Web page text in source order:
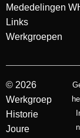
Mededelingen
Links
Werkgroepen
© 2026
Werkgroep
Historie
Joure